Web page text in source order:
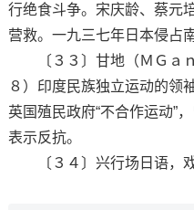
行绝食斗争。宋庆龄、蔡元
营救。一九三七年日本侵占
〔３３〕甘地（ＭＧａ
８）印度民族独立运动的领
英国殖民政府“不合作运动”
表示反抗。
〔３４〕兴行场日语，戏